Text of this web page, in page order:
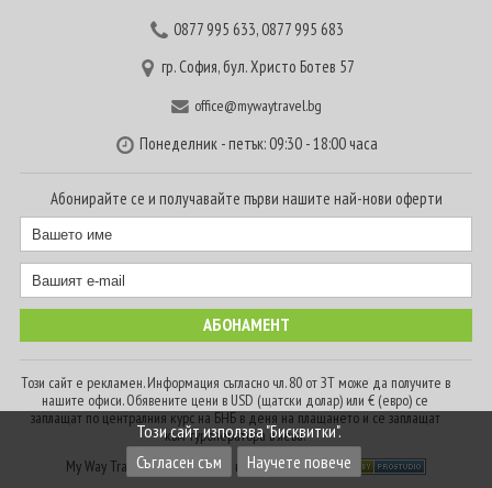
0877 995 633,0877 995 683
гр. София, бул. Христо Ботев 57
office@mywaytravel.bg
Понеделник - петък: 09:30 - 18:00 часа
Абонирайте се и получавайте първи нашите най-нови оферти
Този сайт е рекламен. Информация съгласно чл. 80 от ЗТ може да получите в
нашите офиси. Обявените цени в USD (щатски долар) или € (евро) се
заплащат по централния курс на БНБ в деня на плащането и се заплащат
към туроператора в лева.
My Way Travel © 2016. Всички права запазени
Този сайт използва "Бисквитки".
Съгласен съм
Научете повече